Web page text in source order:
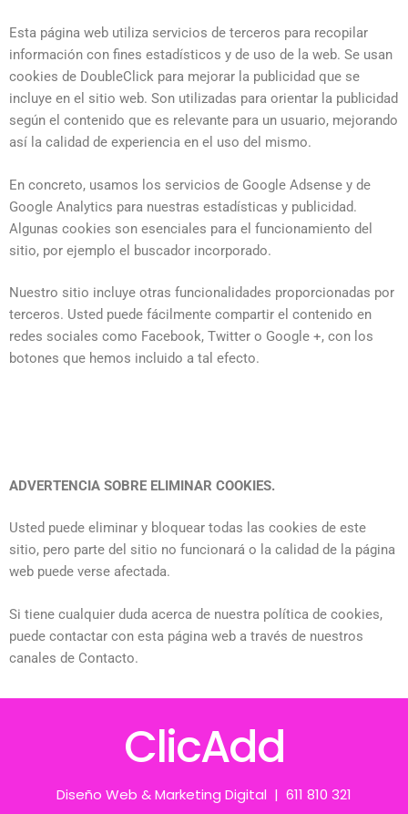
Esta página web utiliza servicios de terceros para recopilar
información con fines estadísticos y de uso de la web. Se usan
cookies de DoubleClick para mejorar la publicidad que se
incluye en el sitio web. Son utilizadas para orientar la publicidad
según el contenido que es relevante para un usuario, mejorando
así la calidad de experiencia en el uso del mismo.
En concreto, usamos los servicios de Google Adsense y de
Google Analytics para nuestras estadísticas y publicidad.
Algunas cookies son esenciales para el funcionamiento del
sitio, por ejemplo el buscador incorporado.
Nuestro sitio incluye otras funcionalidades proporcionadas por
terceros. Usted puede fácilmente compartir el contenido en
redes sociales como Facebook, Twitter o Google +, con los
botones que hemos incluido a tal efecto.
ADVERTENCIA SOBRE ELIMINAR COOKIES.
Usted puede eliminar y bloquear todas las cookies de este
sitio, pero parte del sitio no funcionará o la calidad de la página
web puede verse afectada.
Si tiene cualquier duda acerca de nuestra política de cookies,
puede contactar con esta página web a través de nuestros
canales de Contacto.
ClicAdd
Diseño Web & Marketing Digital | 611 810 321